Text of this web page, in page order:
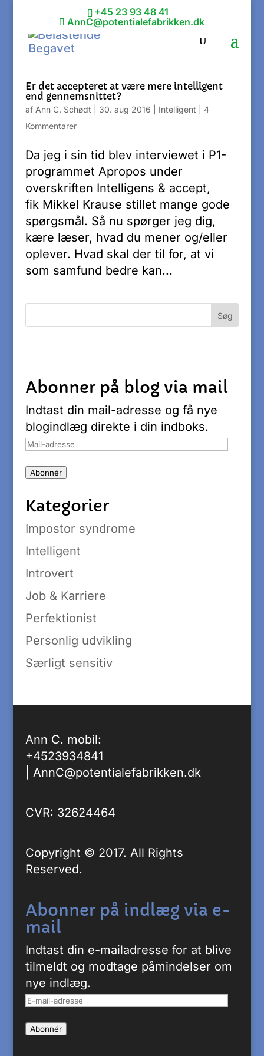
+45 23 93 48 41
AnnC@potentialefabrikken.dk
Er det accepteret at være mere intelligent
end gennemsnittet?
af Ann C. Schødt 30. aug 2016 Intelligent
4
Kommentarer
Da jeg i sin tid blev interviewet i P1-
programmet Apropos under
overskriften Intelligens & accept,
fik Mikkel Krause stillet mange gode
spørgsmål. Så nu spørger jeg dig,
kære læser, hvad du mener og/eller
oplever. Hvad skal der til for, at vi
som samfund bedre kan...
Abonner på blog via mail
Indtast din mail-adresse og få nye
blogindlæg direkte i din indboks.
Mail-
Abonnér
Kategorier
Impostor syndrome
Intelligent
Introvert
Job & Karriere
Perfektionist
Personlig udvikling
Særligt sensitiv
Ann C. mobil:
+4523934841
AnnC@potentialefabrikken.dk
CVR: 32624464
Copyright © 2017. All Rights
Reserved.
Abonner på indlæg via e-
mail
Indtast din e-mailadresse for at blive
tilmeldt og modtage påmindelser om
nye indlæg.
E-
adresse
Abonnér